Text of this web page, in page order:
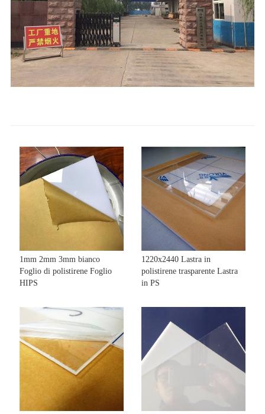
1mm 2mm 3mm bianco
Foglio di polistirene Foglio
HIPS
1220x2440 Lastra in
polistirene trasparente Lastra
in PS